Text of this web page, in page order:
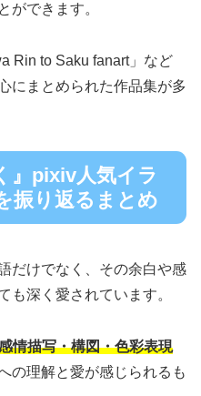
ができます。
Rin to Saku fanart」など
にまとめられた作品集が多
』pixiv人気イラ
振り返るまとめ
だけでなく、その余白や感
も深く愛されています。
情描写・構図・色彩表現
の理解と愛が感じられるも